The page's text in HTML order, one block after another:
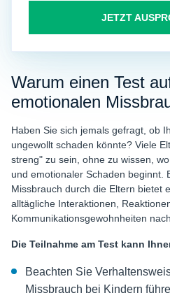
JETZT
Warum einen Test
emotionalen
Haben Sie sich jemals gefragt, ob
ungewollt schaden könnte? Viele
streng" zu sein, ohne zu wissen,
und emotionaler Schaden beginnt.
Missbrauch durch die Eltern bietet
alltägliche Interaktionen,
Kommunikationsgewohnheiten
Die Teilnahme am Test kann
Beachten Sie
Missbrauch bei Kindern